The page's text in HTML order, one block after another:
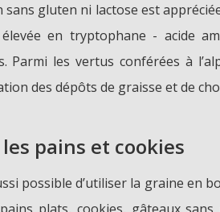
sans gluten ni lactose est
en tryptophane - acide
Parmi les vertus conférées à
des dépôts de graisse et de
pains et cookies
possible d’utiliser la graine en
plats, cookies, gâteaux sans